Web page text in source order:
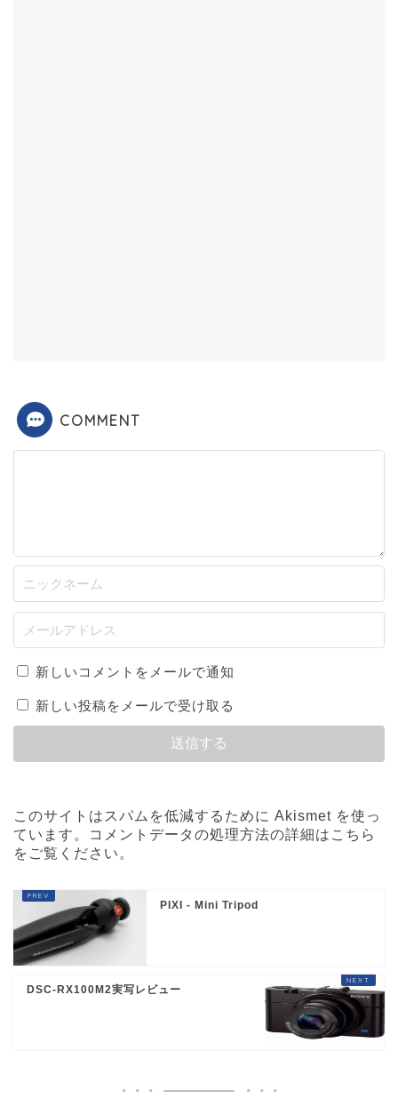
COMMENT
新しいコメントをメールで通知
新しい投稿をメールで受け取る
このサイトはスパムを低減するために Akismet を使っ
ています。
コメントデータの処理方法の詳細はこちら
をご覧ください 。
PIXI - Mini Tripod
DSC-RX100M2実写レビュー